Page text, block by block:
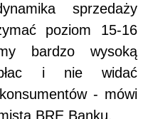
sprzedaży
poziom 15-16
bardzo wysoką
i nie widać
- mówi
BRE Banku.